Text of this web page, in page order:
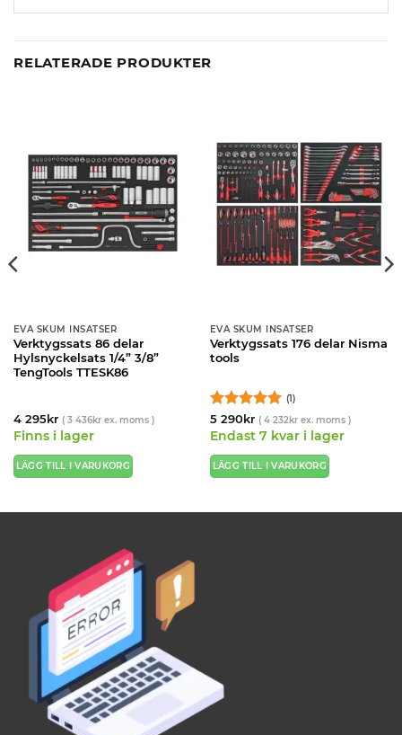
RELATERADE PRODUKTER
EVA SKUM INSATSER
Verktygssats 86 delar
Hylsnyckelsats 1/4” 3/8”
TengTools TTESK86
4 295kr ( 3 436krex. moms )
Finns i lager
LÄGG TILL I VARUKORG
EVA SKUM INSATSER
Verktygssats 176 delar Nisma
tools
Betygsatt5
av 5
(1)
5 290kr ( 4 232krex. moms )
Endast 7 kvar i lager
LÄGG TILL I VARUKORG